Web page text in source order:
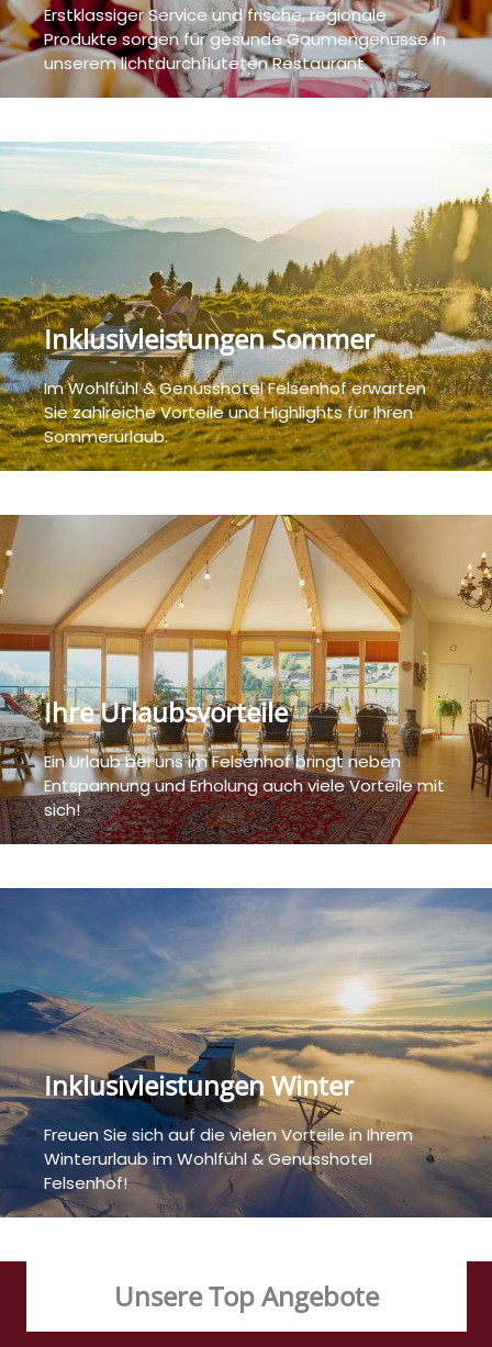
Erstklassiger Service und frische, regionale
Produkte sorgen für gesunde Gaumengenüsse in
unserem lichtdurchfluteten Restaurant.
Inklusivleistungen Sommer
Im Wohlfühl & Genusshotel Felsenhof erwarten
Sie zahlreiche Vorteile und Highlights für Ihren
Sommerurlaub.
Ihre Urlaubsvorteile
Ein Urlaub bei uns im Felsenhof bringt neben
Entspannung und Erholung auch viele Vorteile mit
sich!
Inklusivleistungen Winter
Freuen Sie sich auf die vielen Vorteile in Ihrem
Winterurlaub im Wohlfühl & Genusshotel
Felsenhof!
Unsere Top Angebote